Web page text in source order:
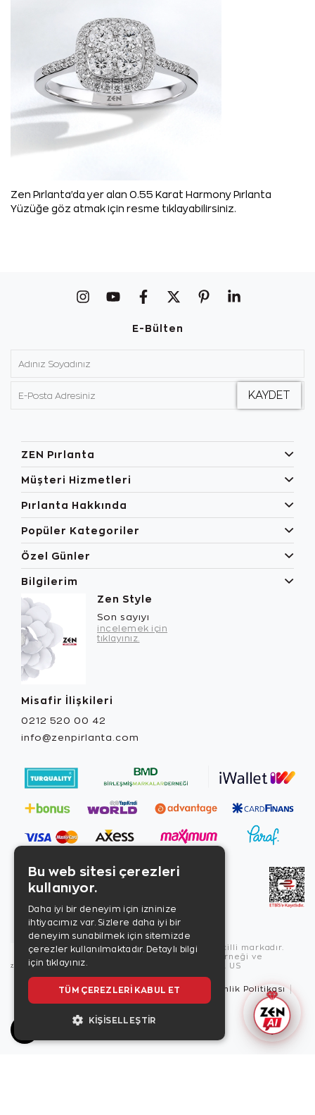
Zen Pırlanta'da yer alan 0.55 Karat Harmony Pırlanta
Yüzüğe göz atmak için resme tıklayabilirsiniz.
E-Bülten
ZEN Pırlanta
Müşteri Hizmetleri
Pırlanta Hakkında
Popüler Kategoriler
Özel Günler
Bilgilerim
Zen Style
Son sayıyı
incelemek için
tıklayınız.
Misafir İlişkileri
0212 520 00 42
info@zenpirlanta.com
Copyright © 2026, Zen Diamond tescilli markadır.
Zen Diamond Birleşmiş Markalar Derneği ve
Turquality Destek Programı üyesidir. US
Kullanım Şartları Gizlilik İlkeleri
Güvenlik Politikası
Çerez Politikası
Bu web sitesi çerezleri
kullanıyor.
Daha iyi bir deneyim için izninize
ihtiyacımız var. Sizlere daha iyi bir
deneyim sunabilmek için sitemizde
çerezler kullanılmaktadır. Detaylı bilgi
için tıklayınız.
TÜM ÇEREZLERI KABUL ET
KIŞISELLEŞTIR